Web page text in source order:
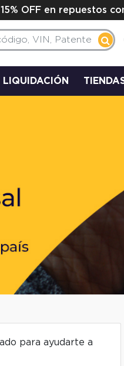
OFF en repuestos
LIQUIDACIÓN
para ayudarte a